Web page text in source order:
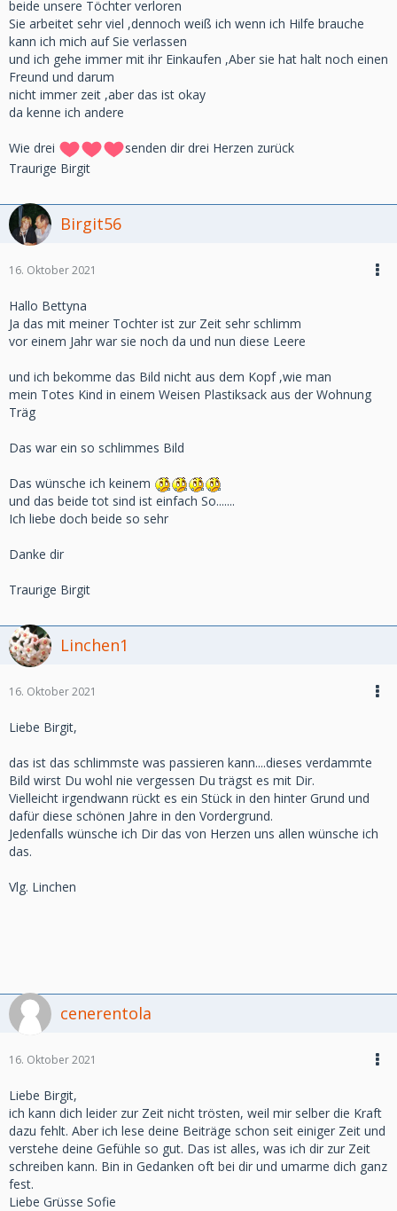
beide unsere Töchter verloren
Sie arbeitet sehr viel ,dennoch weiß ich wenn ich Hilfe brauche
kann ich mich auf Sie verlassen
und ich gehe immer mit ihr Einkaufen ,Aber sie hat halt noch einen
Freund und darum
nicht immer zeit ,aber das ist okay
da kenne ich andere
Wie drei
senden dir drei Herzen zurück
Traurige Birgit
Birgit56
16. Oktober 2021
Hallo Bettyna
Ja das mit meiner Tochter ist zur Zeit sehr schlimm
vor einem Jahr war sie noch da und nun diese Leere
und ich bekomme das Bild nicht aus dem Kopf ,wie man
mein Totes Kind in einem Weisen Plastiksack aus der Wohnung
Träg
Das war ein so schlimmes Bild
Das wünsche ich keinem
und das beide tot sind ist einfach So.......
Ich liebe doch beide so sehr
Danke dir
Traurige Birgit
Linchen1
16. Oktober 2021
Liebe Birgit,
das ist das schlimmste was passieren kann....dieses verdammte
Bild wirst Du wohl nie vergessen Du trägst es mit Dir.
Vielleicht irgendwann rückt es ein Stück in den hinter Grund und
dafür diese schönen Jahre in den Vordergrund.
Jedenfalls wünsche ich Dir das von Herzen uns allen wünsche ich
das.
Vlg. Linchen
cenerentola
16. Oktober 2021
Liebe Birgit,
ich kann dich leider zur Zeit nicht trösten, weil mir selber die Kraft
dazu fehlt. Aber ich lese deine Beiträge schon seit einiger Zeit und
verstehe deine Gefühle so gut. Das ist alles, was ich dir zur Zeit
schreiben kann. Bin in Gedanken oft bei dir und umarme dich ganz
fest.
Liebe Grüsse Sofie